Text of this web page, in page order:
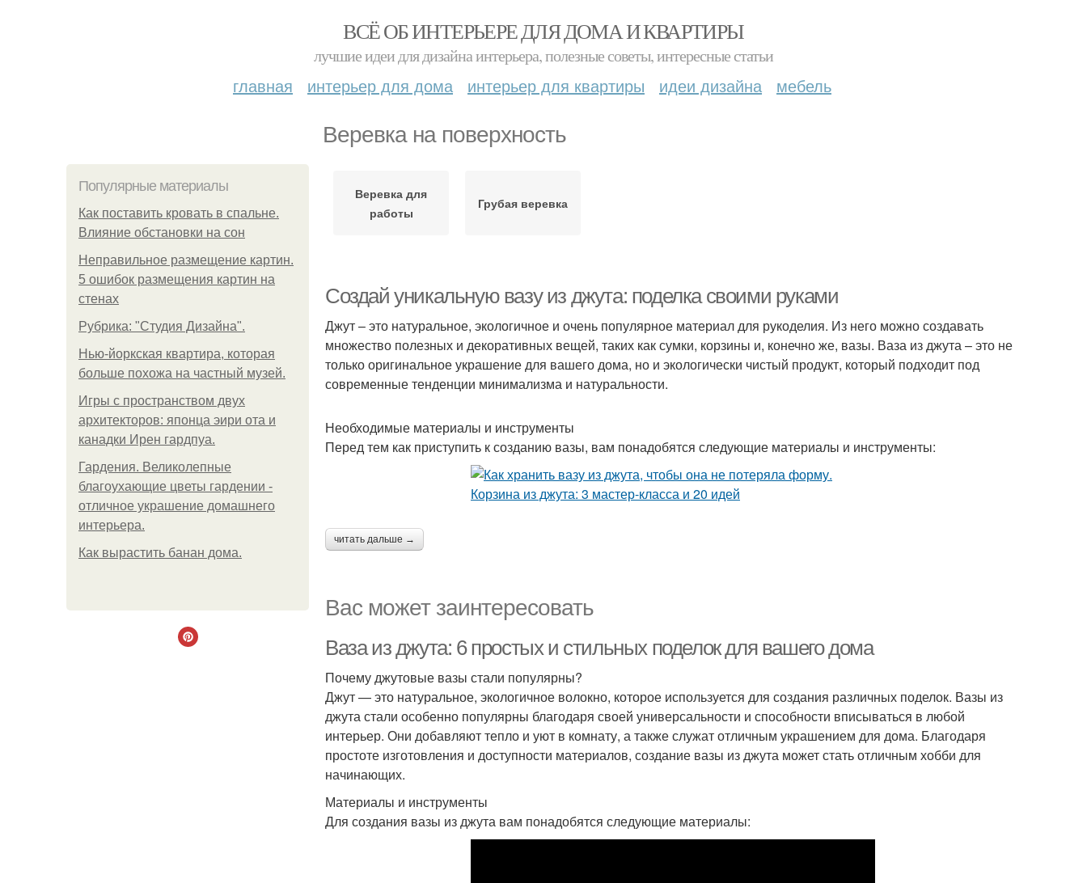
ВСЁ ОБ ИНТЕРЬЕРЕ ДЛЯ ДОМА И КВАРТИРЫ
лучшие идеи для дизайна интерьера, полезные советы, интересные статьи
главная интерьер для дома интерьер для квартиры идеи дизайна мебель
Веревка на поверхность
Популярные материалы
Как поставить кровать в спальне.
Влияние обстановки на сон
Неправильное размещение картин.
5 ошибок размещения картин на
стенах
Рубрика: "Студия Дизайна".
Нью-йоркская квартира, которая
больше похожа на частный музей.
Игры с пространством двух
архитекторов: японца эири ота и
канадки Ирен гардпуа.
Гардения. Великолепные
благоухающие цветы гардении -
отличное украшение домашнего
интерьера.
Как вырастить банан дома.
Веревка для
работы
Грубая веревка
Создай уникальную вазу из джута: поделка своими руками
Джут – это натуральное, экологичное и очень популярное материал для рукоделия. Из него можно создавать
множество полезных и декоративных вещей, таких как сумки, корзины и, конечно же, вазы. Ваза из джута – это не
только оригинальное украшение для вашего дома, но и экологически чистый продукт, который подходит под
современные тенденции минимализма и натуральности.
Необходимые материалы и инструменты
Перед тем как приступить к созданию вазы, вам понадобятся следующие материалы и инструменты:
читать дальше →
Вас может заинтересовать
Ваза из джута: 6 простых и стильных поделок для вашего дома
Почему джутовые вазы стали популярны?
Джут — это натуральное, экологичное волокно, которое используется для создания различных поделок. Вазы из
джута стали особенно популярны благодаря своей универсальности и способности вписываться в любой
интерьер. Они добавляют тепло и уют в комнату, а также служат отличным украшением для дома. Благодаря
простоте изготовления и доступности материалов, создание вазы из джута может стать отличным хобби для
начинающих.
Материалы и инструменты
Для создания вазы из джута вам понадобятся следующие материалы: